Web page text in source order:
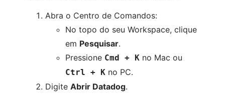
Abra o Centro de Comandos:
No topo do seu Workspace, clique
em Pesquisar.
Pressione Cmd + K no Mac ou
Ctrl + K no PC.
Digite Abrir Datadog.